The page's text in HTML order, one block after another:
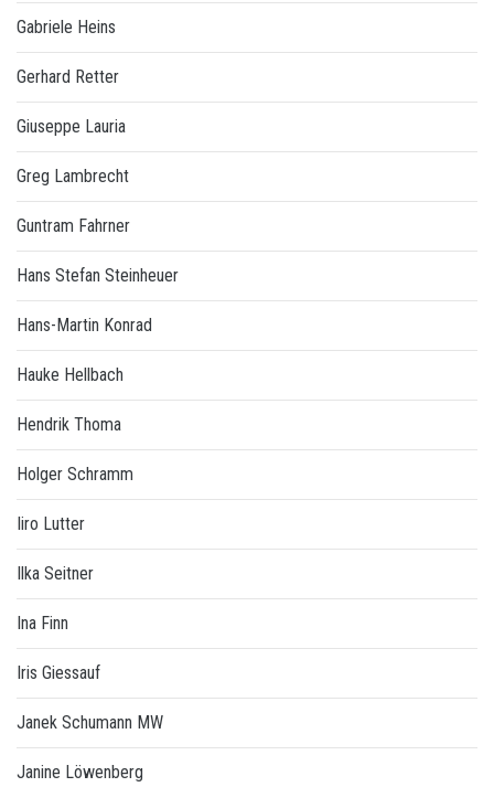
Gabriele Heins
Gerhard Retter
Giuseppe Lauria
Greg Lambrecht
Guntram Fahrner
Hans Stefan Steinheuer
Hans-Martin Konrad
Hauke Hellbach
Hendrik Thoma
Holger Schramm
Iiro Lutter
Ilka Seitner
Ina Finn
Iris Giessauf
Janek Schumann MW
Janine Löwenberg